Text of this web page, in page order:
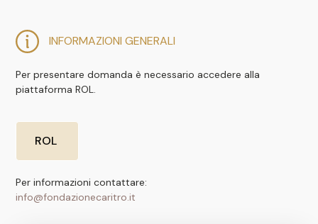
INFORMAZIONI GENERALI
Per presentare domanda è necessario accedere alla
piattaforma ROL.
ROL
Per informazioni contattare:
info@fondazionecaritro.it